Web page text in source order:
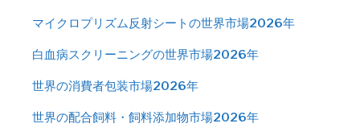
マイクロプリズム反射シートの世界市場2026年
白血病スクリーニングの世界市場2026年
世界の消費者包装市場2026年
世界の配合飼料・飼料添加物市場2026年